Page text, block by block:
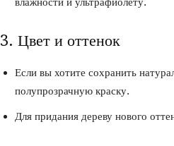
3. Цвет и оттенок
Если вы хотите сохранить
полупрозрачную краску.
Для придания дереву нового